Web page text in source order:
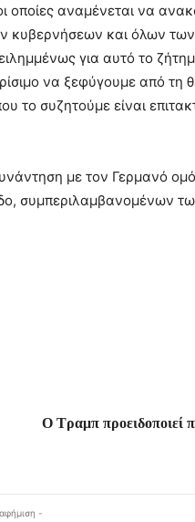
οποίες αναμένεται να
κυβερνήσεων και όλων
για αυτό το
να ξεφύγουμε από τη
το συζητούμε είναι
με τον Γερμανό
συμπεριλαμβανομένων
Ο Τραμπ προειδοποιεί
-